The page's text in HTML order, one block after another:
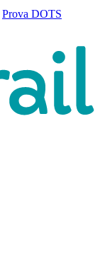
Prova DOTS